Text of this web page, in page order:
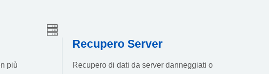
più
Recupero Server
Recupero di dati da server danneggiati o